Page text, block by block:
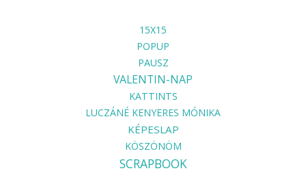
15X15
POPUP
PAUSZ
VALENTIN-NAP
KATTINTS
LUCZÁNÉ KENYERES MÓNIKA
KÉPESLAP
KÖSZÖNÖM
SCRAPBOOK